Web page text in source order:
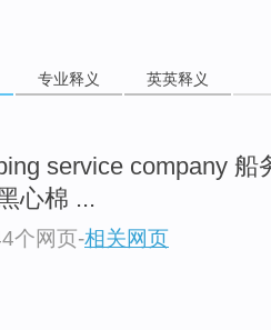
专业释义 英英释义
service company
心棉 ...
个网页-相关网页